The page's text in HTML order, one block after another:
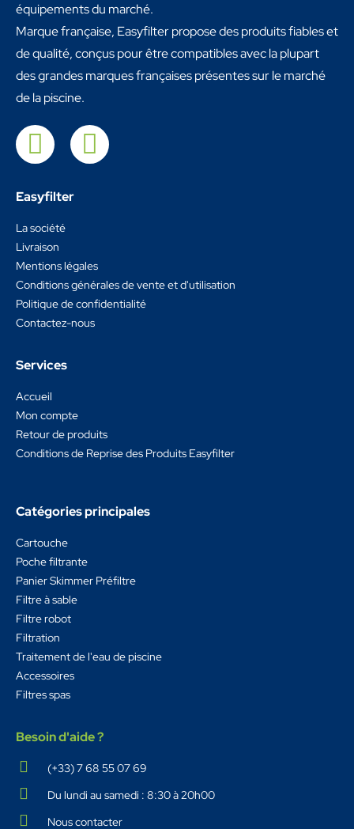
équipements du marché.
Marque française, Easyfilter propose des produits fiables et
de qualité, conçus pour être compatibles avec la plupart
des grandes marques françaises présentes sur le marché
de la piscine.
Easyfilter
La société
Livraison
Mentions légales
Conditions générales de vente et d'utilisation
Politique de confidentialité
Contactez-nous
Services
Accueil
Mon compte
Retour de produits
Conditions de Reprise des Produits Easyfilter
Catégories principales
Cartouche
Poche filtrante
Panier Skimmer Préfiltre
Filtre à sable
Filtre robot
Filtration
Traitement de l'eau de piscine
Accessoires
Filtres spas
Besoin d'aide ?
(+33) 7 68 55 07 69
Du lundi au samedi : 8:30 à 20h00
Nous contacter